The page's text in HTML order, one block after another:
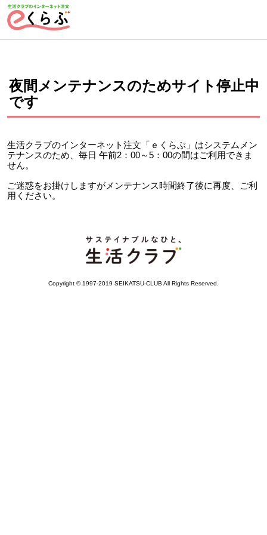
ページの先頭です。
夜間メンテナンスのためサイト停止中
です
生活クラブのインターネット注文「ｅくらぶ」はシステムメン
テナンスのため、毎日 午前2：00～5：00の間はご利用できま
せん。
ご迷惑をお掛けしますがメンテナンス時間終了後に再度、ご利
用ください。
Copyright © 1997-2019 SEIKATSU-CLUB All Rights Reserved.